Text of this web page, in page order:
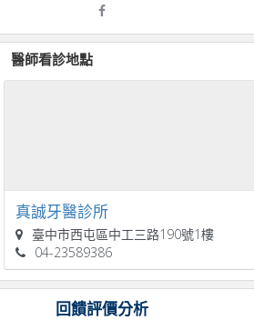
醫師看診地點
真誠牙醫診所
臺中市西屯區中工三路190號1樓
04-23589386
回饋評價分析